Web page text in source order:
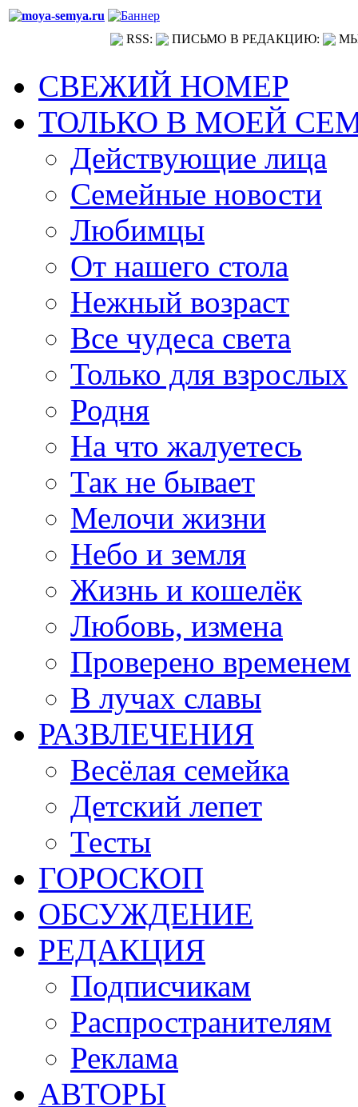
RSS: ПИСЬМО В РЕДАКЦИЮ:
СВЕЖИЙ НОМЕР
ТОЛЬКО В МОЕЙ
Действующие лица
Семейные новости
Любимцы
От нашего стола
Нежный возраст
Все чудеса света
Только для взрослых
Родня
На что жалуетесь
Так не бывает
Мелочи жизни
Небо и земля
Жизнь и кошелёк
Любовь, измена
Проверено временем
В лучах славы
РАЗВЛЕЧЕНИЯ
Весёлая семейка
Детский лепет
Тесты
ГОРОСКОП
ОБСУЖДЕНИЕ
РЕДАКЦИЯ
Подписчикам
Распространителям
Реклама
АВТОРЫ